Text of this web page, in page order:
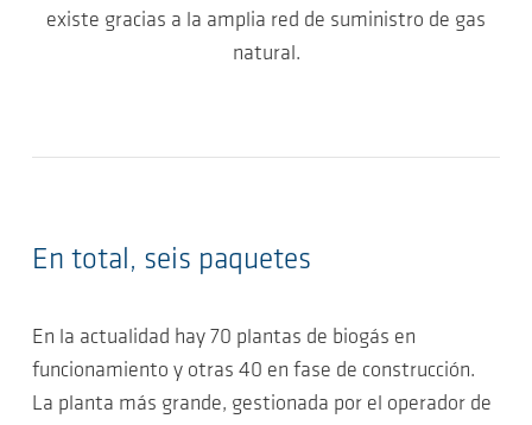
existe gracias a la amplia red de suministro de gas
natural.
En total, seis paquetes
En la actualidad hay 70 plantas de biogás en
funcionamiento y otras 40 en fase de construcción.
La planta más grande, gestionada por el operador de